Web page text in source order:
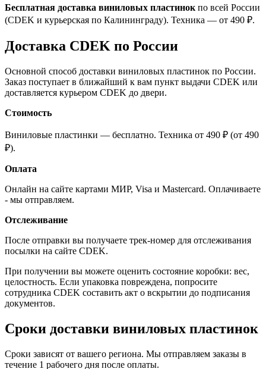
Бесплатная доставка виниловых пластинок по всей России
(CDEK и курьерская по Калининграду). Техника — от 490 ₽.
Доставка CDEK по России
Основной способ доставки виниловых пластинок по России.
Заказ поступает в ближайший к вам пункт выдачи CDEK или
доставляется курьером CDEK до двери.
Стоимость
Виниловые пластинки — бесплатно. Техника от 490 ₽ (от 490
₽).
Оплата
Онлайн на сайте картами МИР, Visa и Mastercard. Оплачиваете
- мы отправляем.
Отслеживание
После отправки вы получаете трек-номер для отслеживания
посылки на сайте CDEK.
При получении вы можете оценить состояние коробки: вес,
целостность. Если упаковка повреждена, попросите
сотрудника CDEK составить акт о вскрытии до подписания
документов.
Сроки доставки виниловых пластинок
Сроки зависят от вашего региона. Мы отправляем заказы в
течение 1 рабочего дня после оплаты.